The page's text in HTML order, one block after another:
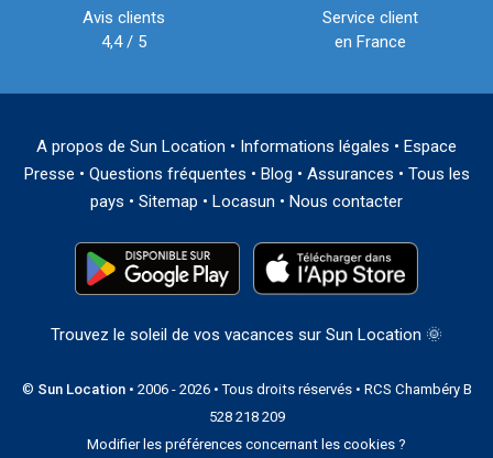
Avis clients
4,4 / 5
Service client
en France
A propos de Sun Location • Informations légales • Espace
Presse • Questions fréquentes • Blog • Assurances • Tous les
pays • Sitemap • Locasun • Nous contacter
Trouvez le soleil de vos vacances sur Sun Location 🌞
© Sun Location• 2006 - 2026 • Tous droits réservés • RCS Chambéry B
528 218 209
Modifier les préférences concernant les cookies ?